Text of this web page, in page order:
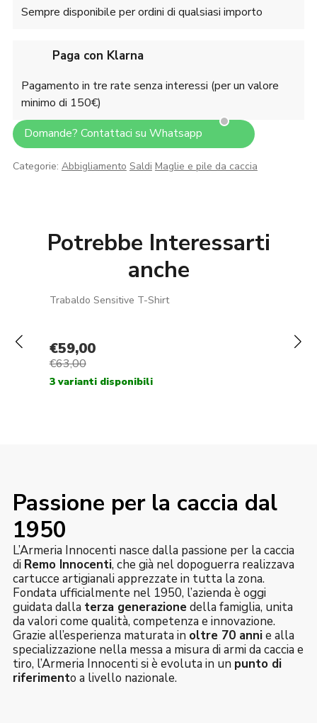
Sempre disponibile per ordini di qualsiasi importo
Paga con Klarna
Pagamento in tre rate senza interessi (per un valore
minimo di 150€)
Domande? Contattaci su Whatsapp
Categorie: Abbigliamento Saldi Maglie e pile da caccia
Potrebbe Interessarti
anche
Passione per la caccia dal
1950
L’Armeria Innocenti nasce dalla passione per la caccia
di Remo Innocenti, che già nel dopoguerra realizzava
cartucce artigianali apprezzate in tutta la zona.
Fondata ufficialmente nel 1950, l’azienda è oggi
guidata dalla terza generazionedella famiglia, unita
da valori come qualità, competenza e innovazione.
Grazie all’esperienza maturata in oltre 70 annie alla
specializzazione nella messa a misura di armi da caccia e
tiro, l’Armeria Innocenti si è evoluta in un punto di
riferimento a livello nazionale.